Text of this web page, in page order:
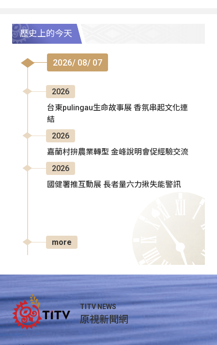
歷史上的今天
2026/ 08/ 07
2026
台東pulingau生命故事展 香氛串起文化連
結
2026
嘉蘭村拚農業轉型 金峰說明會促經驗交流
2026
國健署推互動展 長者量六力揪失能警訊
more
TITV NEWS
原視新聞網